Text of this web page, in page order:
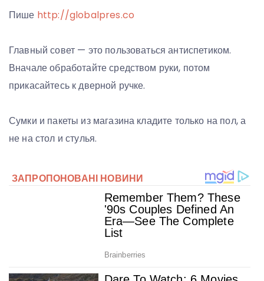
Пише http://globalpres.co
Главный совет — это пользоваться антиспетиком.
Вначале обработайте средством руки, потом
прикасайтесь к дверной ручке.
Сумки и пакеты из магазина кладите только на пол, а
не на стол и стулья.